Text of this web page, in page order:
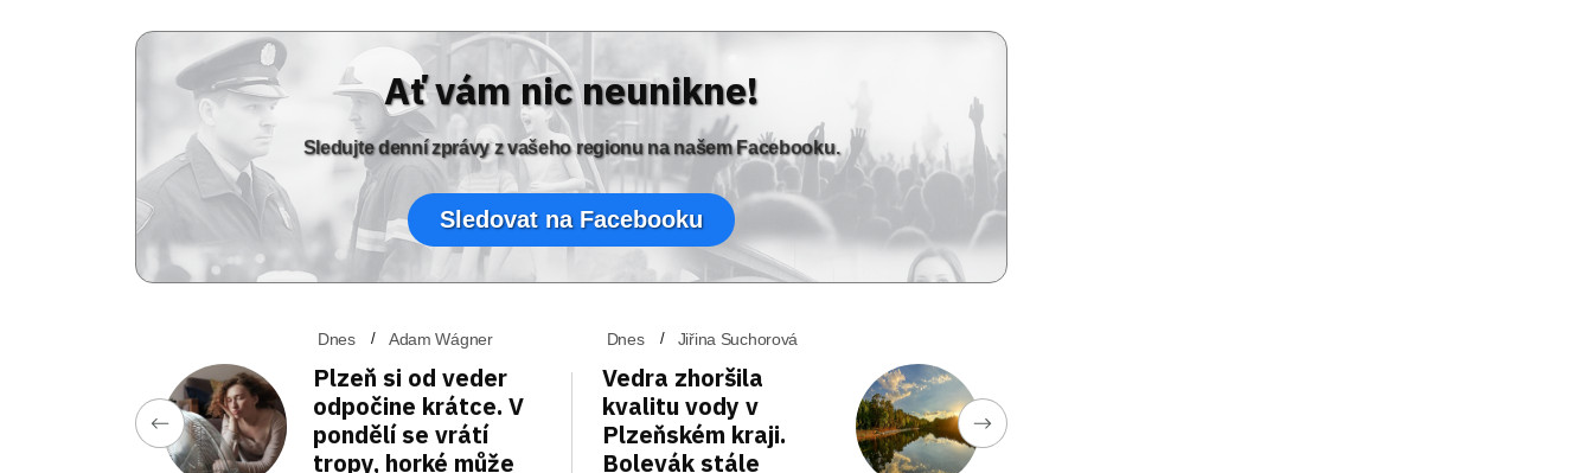
Ať vám nic neunikne!
Sledujte denní zprávy z vašeho regionu na našem Facebooku.
Sledovat na Facebooku
Dnes Adam Wágner
Plzeň si od veder
odpočine krátce. V
pondělí se vrátí
tropy, horké může
Dnes Jiřina Suchorová
Vedra zhoršila
kvalitu vody v
Plzeňském kraji.
Bolevák stále